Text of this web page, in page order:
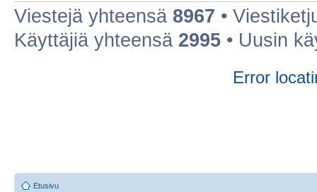
Viestejä yhteensä 8967 •
Käyttäjiä yhteensä 2995 • Uusin
Error
Etusivu